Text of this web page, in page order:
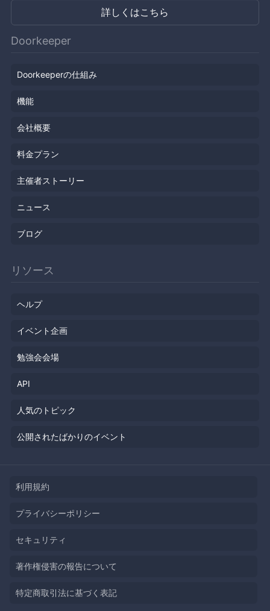
詳しくはこちら
Doorkeeper
Doorkeeperの仕組み
機能
会社概要
料金プラン
主催者ストーリー
ニュース
ブログ
リソース
ヘルプ
イベント企画
勉強会会場
API
人気のトピック
公開されたばかりのイベント
利用規約
プライバシーポリシー
セキュリティ
著作権侵害の報告について
特定商取引法に基づく表記